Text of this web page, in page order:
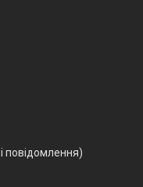
повідомлення)